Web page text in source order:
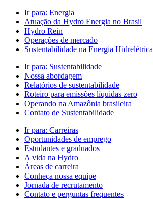
Ir para: Energia
Atuação da Hydro Energia no Brasil
Hydro Rein
Operações de mercado
Sustentabilidade na Energia Hidrelétrica
Ir para: Sustentabilidade
Nossa abordagem
Relatórios de sustentabilidade
Roteiro para emissões líquidas zero
Operando na Amazônia brasileira
Contato de Sustentabilidade
Ir para: Carreiras
Oportunidades de emprego
Estudantes e graduados
A vida na Hydro
Áreas de carreira
Conheça nossa equipe
Jornada de recrutamento
Contato e perguntas frequentes